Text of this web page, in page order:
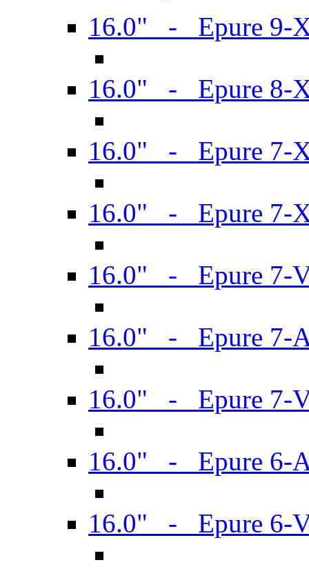
16.0" - Epure 9-
16.0" - Epure 8-
16.0" - Epure 7-
16.0" - Epure 7-
16.0" - Epure 7-
16.0" - Epure 7-
16.0" - Epure 7-
16.0" - Epure 6-
16.0" - Epure 6-